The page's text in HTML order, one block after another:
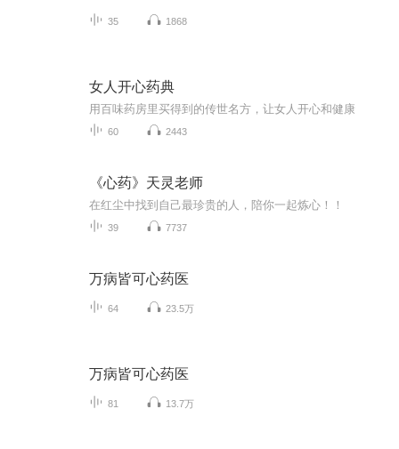
35 1868
女人开心药典
用百味药房里买得到的传世名方，让女人开心和健康
60 2443
《心药》天灵老师
在红尘中找到自己最珍贵的人，陪你一起炼心！！
39 7737
万病皆可心药医
64 23.5万
万病皆可心药医
81 13.7万